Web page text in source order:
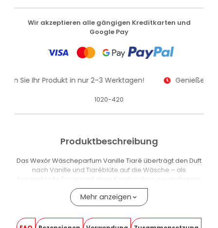
Wir akzeptieren alle gängigen Kreditkarten und
Google Pay
Sie Ihr Produkt in nur 2–3 Werktagen! Genießen
1020-420
Produktbeschreibung
Das Wexór Wäscheparfum Vanille Tiaré überträgt den Duft
nach Vanille und Tiaréblüte auf die Wäsche – als
konzentrierte Essenz mit einer Kombination aus mehreren
Duftstoffen.
Die Formel wurde erneuert: Die hohe Konzentration erzielt
Produktmenge.
Mehr anzeigen